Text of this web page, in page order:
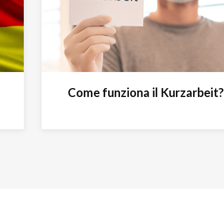
Come funziona il Kurzarbeit?